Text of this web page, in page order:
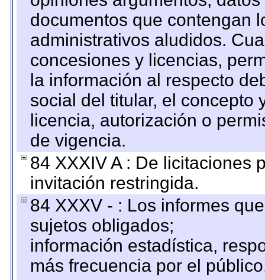
documentos que contengan
administrativos aludidos.
concesiones y licencias,
la información al respecto
social del titular, el concepto
licencia, autorización o
de vigencia.
84 XXXIV A : De licitaciones
invitación restringida.
84 XXXV - : Los informes
sujetos obligados;
información estadística,
más frecuencia por el